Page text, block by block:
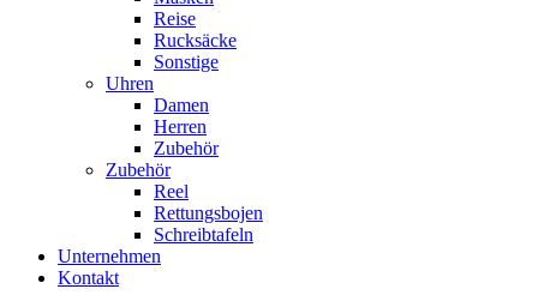
Reise
Rucksäcke
Sonstige
Uhren
Damen
Herren
Zubehör
Zubehör
Reel
Rettungsbojen
Schreibtafeln
Unternehmen
Kontakt